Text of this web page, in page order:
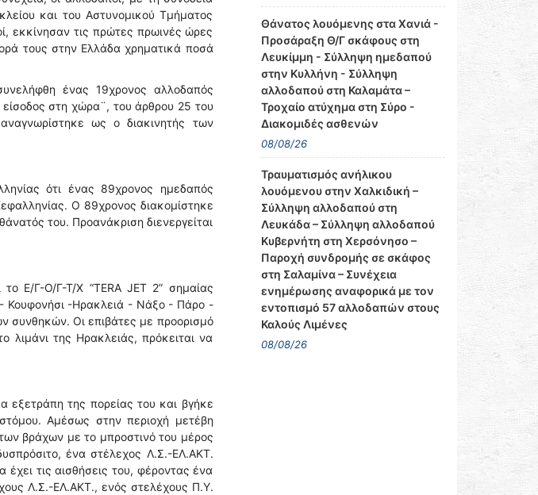
και του Αστυνομικού Τμήματος
εκκίνησαν τις πρώτες πρωινές ώρες
τους στην Ελλάδα χρηματικά ποσά
ένας 19χρονος αλλοδαπός
στη χώρα¨, του άρθρου 25 του
ως ο διακινητής των
ότι ένας 89χρονος ημεδαπός
Ο 89χρονος διακομίστηκε
του. Προανάκριση διενεργείται
Ε/Γ-Ο/Γ-Τ/Χ “TERA JET 2” σημαίας
- Κουφονήσι -Ηρακλειά - Νάξο - Πάρο -
συνθηκών. Οι επιβάτες με προορισμό
λιμάνι της Ηρακλειάς, πρόκειται να
εξετράπη της πορείας του και βγήκε
Αμέσως στην περιοχή μετέβη
βράχων με το μπροστινό του μέρος
ένα στέλεχος Λ.Σ.-ΕΛ.ΑΚΤ.
τις αισθήσεις του, φέροντας ένα
Λ.Σ.-ΕΛ.ΑΚΤ., ενός στελέχους Π.Υ.
Θάνατος λουόμενης στα Χανιά -
Προσάραξη Θ/Γ σκάφους στη
Λευκίμμη - Σύλληψη ημεδαπού
στην Κυλλήνη - Σύλληψη
αλλοδαπού στη Καλαμάτα –
Τροχαίο ατύχημα στη Σύρο -
Διακομιδές ασθενών
08/08/26
Τραυματισμός ανήλικου
λουόμενου στην Χαλκιδική –
Σύλληψη αλλοδαπού στη
Λευκάδα – Σύλληψη αλλοδαπού
Κυβερνήτη στη Χερσόνησο –
Παροχή συνδρομής σε σκάφος
στη Σαλαμίνα – Συνέχεια
ενημέρωσης αναφορικά με τον
εντοπισμό 57 αλλοδαπών στους
Καλούς Λιμένες
08/08/26